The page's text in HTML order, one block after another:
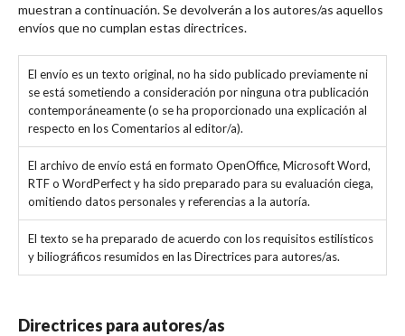
muestran a continuación. Se devolverán a los autores/as aquellos
envíos que no cumplan estas directrices.
El envío es un texto original, no ha sido publicado previamente ni
se está sometiendo a consideración por ninguna otra publicación
contemporáneamente (o se ha proporcionado una explicación al
respecto en los Comentarios al editor/a).
El archivo de envío está en formato OpenOffice, Microsoft Word,
RTF o WordPerfect y ha sido preparado para su evaluación ciega,
omitiendo datos personales y referencias a la autoría.
El texto se ha preparado de acuerdo con los requisitos estilísticos
y biliográficos resumidos en las Directrices para autores/as.
Directrices para autores/as